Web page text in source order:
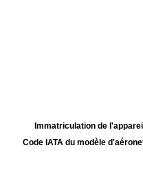
Immatriculation de
Code IATA du modèle